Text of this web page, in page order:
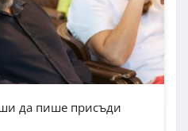
да пише присъди